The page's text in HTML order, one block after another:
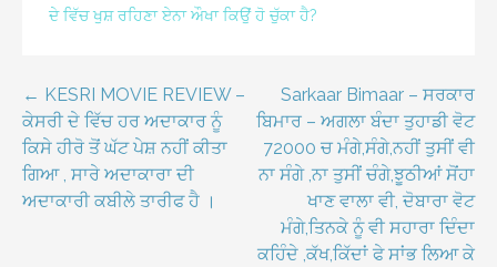
ਦੇ ਵਿੱਚ ਖੁਸ਼ ਰਹਿਣਾ ਏਨਾ ਔਖਾ ਕਿਉਂ ਹੋ ਚੁੱਕਾ ਹੈ?
Post
navigation
← KESRI MOVIE REVIEW –
ਕੇਸਰੀ ਦੇ ਵਿੱਚ ਹਰ ਅਦਾਕਾਰ ਨੂੰ
ਕਿਸੇ ਹੀਰੋ ਤੋਂ ਘੱਟ ਪੇਸ਼ ਨਹੀਂ ਕੀਤਾ
ਗਿਆ , ਸਾਰੇ ਅਦਾਕਾਰਾ ਦੀ
ਅਦਾਕਾਰੀ ਕਬੀਲੇ ਤਾਰੀਫ ਹੈ ।
Sarkaar Bimaar – ਸਰਕਾਰ
ਬਿਮਾਰ – ਅਗਲਾ ਬੰਦਾ ਤੁਹਾਡੀ ਵੋਟ
72000 ਚ ਮੰਗੇ,ਸੰਗੇ,ਨਹੀਂ ਤੁਸੀਂ ਵੀ
ਨਾ ਸੰਗੇ ,ਨਾ ਤੁਸੀਂ ਚੰਗੇ,ਝੂਠੀਆਂ ਸੋਂਹਾ
ਖਾਣ ਵਾਲਾ ਵੀ, ਦੋਬਾਰਾ ਵੋਟ
ਮੰਗੇ,ਤਿਨਕੇ ਨੂੰ ਵੀ ਸਹਾਰਾ ਦਿੰਦਾ
ਕਹਿੰਦੇ ,ਕੱਖ,ਕਿੱਦਾਂ ਫੇ ਸਾਂਭ ਲਿਆ ਕੇ